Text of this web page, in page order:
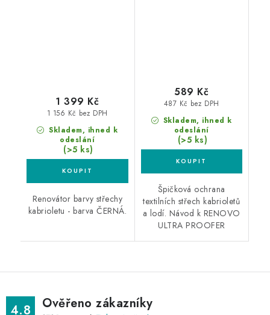
Skladem, ihned k
odeslání
(>5 ks)
1 156 Kč bez DPH
1 399 Kč
Renovátor barvy střechy
kabrioletu - barva ČERNÁ.
Skladem, ihned k
odeslání
(>5 ks)
487 Kč bez DPH
589 Kč
Špičková ochrana
textilních střech kabrioletů
a lodí. Návod k RENOVO
ULTRA PROOFER
4.8 Ověřeno zákazníky